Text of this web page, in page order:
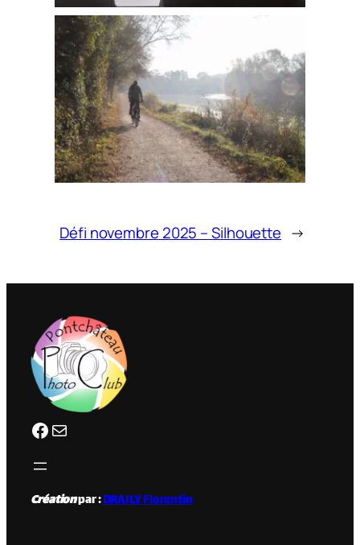
Défi novembre 2025 – Silhouette →
Facebook clubphotopontchateau@gmail.com
Créationpar :DRAILY Florentin